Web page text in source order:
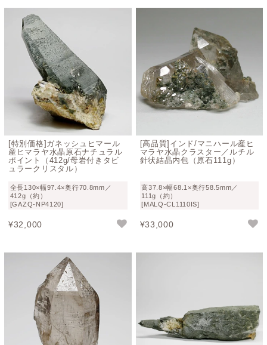
[特別価格]ガネッシュヒマール
産ヒマラヤ水晶原石ナチュラル
ポイント（412g/母岩付きタビ
ュラークリスタル）
全長130×幅97.4×奥行70.8mm／
412g（約）
[GAZQ-NP4120]
¥32,000
[高品質]インド/マニハール産ヒ
マラヤ水晶クラスター／ルチル
針状結晶内包（原石111g）
高37.8×幅68.1×奥行58.5mm／
111g（約）
[MALQ-CL1110IS]
¥33,000